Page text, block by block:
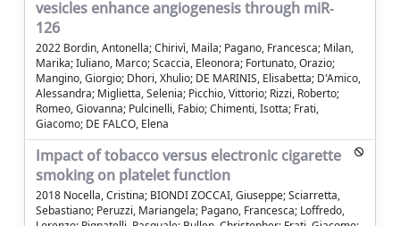
vesicles enhance angiogenesis through miR‐
126
2022 Bordin, Antonella; Chirivì, Maila; Pagano, Francesca; Milan,
Marika; Iuliano, Marco; Scaccia, Eleonora; Fortunato, Orazio;
Mangino, Giorgio; Dhori, Xhulio; DE MARINIS, Elisabetta; D'Amico,
Alessandra; Miglietta, Selenia; Picchio, Vittorio; Rizzi, Roberto;
Romeo, Giovanna; Pulcinelli, Fabio; Chimenti, Isotta; Frati,
Giacomo; DE FALCO, Elena
Impact of tobacco versus electronic cigarette
smoking on platelet function
2018 Nocella, Cristina; BIONDI ZOCCAI, Giuseppe; Sciarretta,
Sebastiano; Peruzzi, Mariangela; Pagano, Francesca; Loffredo,